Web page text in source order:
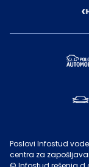
Poslovi Infostud
centra za